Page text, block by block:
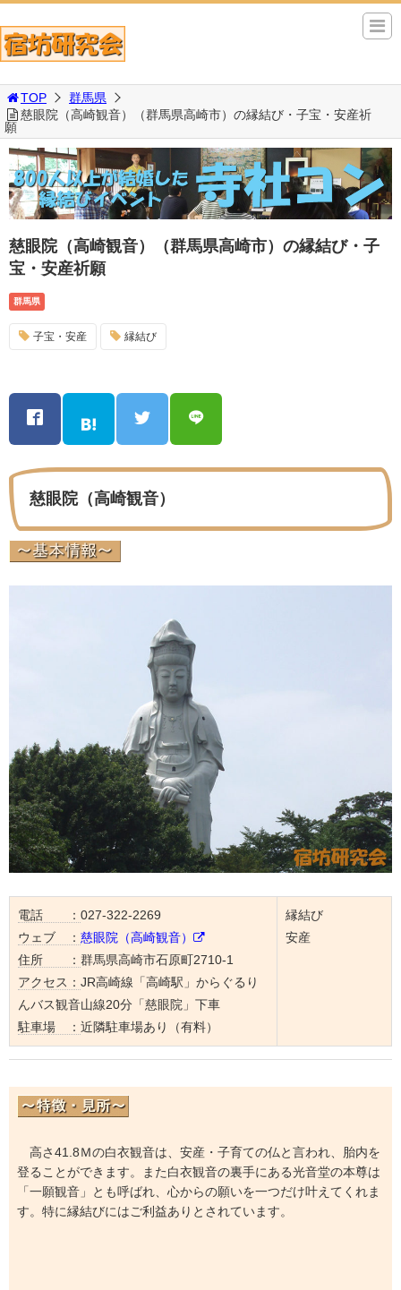
TOP
群馬県
慈眼院（高崎観音）（群馬県高崎市）の縁結び・子宝・安産祈
願
慈眼院（高崎観音）（群馬県高崎市）の縁結び・子
宝・安産祈願
群馬県
子宝・安産 縁結び
慈眼院（高崎観音）
電話 ： 027-322-2269
ウェブ ： 慈眼院（高崎観音）
住所 ： 群馬県高崎市石原町2710-1
アクセス： JR高崎線「高崎駅」からぐるり
んバス観音山線20分「慈眼院」下車
駐車場 ： 近隣駐車場あり（有料）
縁結び
安産
高さ41.8Ｍの白衣観音は、安産・子育ての仏と言われ、胎内を
登ることができます。また白衣観音の裏手にある光音堂の本尊は
「一願観音」とも呼ばれ、心からの願いを一つだけ叶えてくれま
す。特に縁結びにはご利益ありとされています。